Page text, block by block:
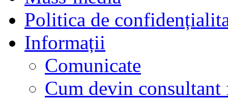
Politica de
Informații
Comunicate
Cum devin consultant